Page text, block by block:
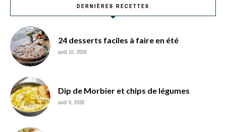
DERNIÈRES RECETTES
24 desserts faciles à faire en été
août 10, 2026
Dip de Morbier et chips de légumes
août 9, 2026